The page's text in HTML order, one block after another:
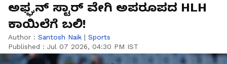
ಅಫ್ಘನ್‌ ಸ್ಟಾರ್‌ ವೇಗಿ ಅಪರೂಪದ HLH
ಕಾಯಿಲೆಗೆ ಬಲಿ!
Author : Santosh Naik | Sports
Published : Jul 07 2026, 04:30 PM IST